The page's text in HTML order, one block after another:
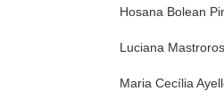
Hosana Bolean
Luciana
Maria Cecília